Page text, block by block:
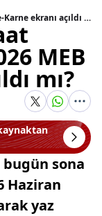
Karneler bugün saat kaçta verilecek: 2026 MEB e-Karne ekranı açıldı mı?
MEB
mı?
bugün sona
Haziran
yaz